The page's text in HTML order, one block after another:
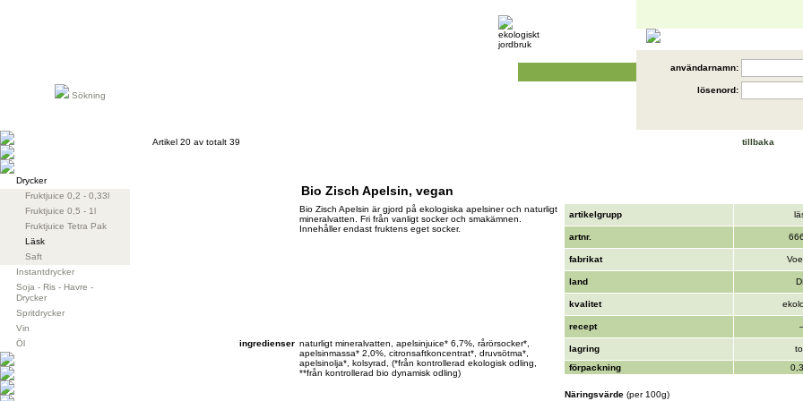
Sökning
användarnamn:
lösenord:
Drycker
Fruktjuice 0,2 - 0,33l
Fruktjuice 0,5 - 1l
Fruktjuice Tetra Pak
Läsk
Saft
Instantdrycker
Soja - Ris - Havre -
Drycker
Spritdrycker
Vin
Öl
Artikel 20 av totalt 39 tillbaka
Bio Zisch Apelsin, vegan
Bio Zisch Apelsin är gjord på ekologiska apelsiner och naturligt
mineralvatten. Fri från vanligt socker och smakämnen.
Innehåller endast fruktens eget socker.
artikelgrupp
artnr.
fabrikat
land
kvalitet
recept
lagring
förpackning
ingredienser naturligt mineralvatten, apelsinjuice* 6,7%, rårörsocker*,
apelsinmassa* 2,0%, citronsaftkoncentrat*, druvsötma*,
apelsinolja*, kolsyrad, (*från kontrollerad ekologisk odling,
**från kontrollerad bio dynamisk odling)
Näringsvärde (per 100g)